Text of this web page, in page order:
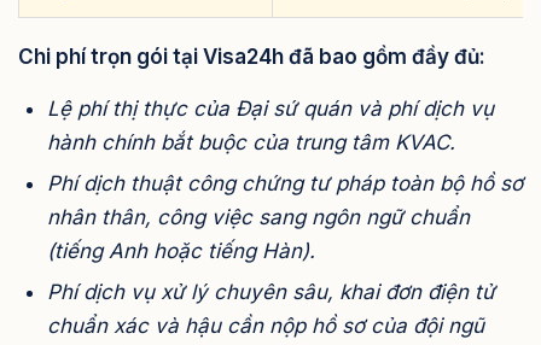
Chi phí trọn gói tại Visa24h đã bao gồm đầy đủ:
Lệ phí thị thực của Đại sứ quán và phí dịch vụ
hành chính bắt buộc của trung tâm KVAC.
Phí dịch thuật công chứng tư pháp toàn bộ hồ sơ
nhân thân, công việc sang ngôn ngữ chuẩn
(tiếng Anh hoặc tiếng Hàn).
Phí dịch vụ xử lý chuyên sâu, khai đơn điện tử
chuẩn xác và hậu cần nộp hồ sơ của đội ngũ